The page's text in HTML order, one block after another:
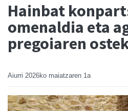
Hainbat
omenaldia eta
pregoiaren
Aiurri 2026ko maiatzaren 1a